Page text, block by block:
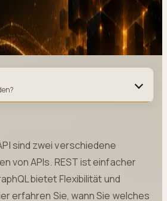
sind zwei verschiedene
von APIs. REST ist einfacher
bietet Flexibilität und
erfahren Sie, wann Sie welches